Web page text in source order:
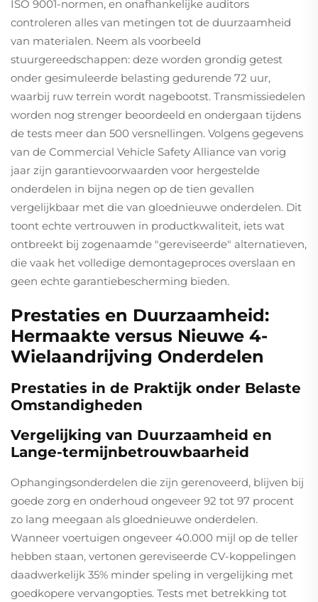
ISO 9001-normen, en onafhankelijke auditors
controleren alles van metingen tot de duurzaamheid
van materialen. Neem als voorbeeld
stuurgereedschappen: deze worden grondig getest
onder gesimuleerde belasting gedurende 72 uur,
waarbij ruw terrein wordt nagebootst. Transmissiedelen
worden nog strenger beoordeeld en ondergaan tijdens
de tests meer dan 500 versnellingen. Volgens gegevens
van de Commercial Vehicle Safety Alliance van vorig
jaar zijn garantievoorwaarden voor hergestelde
onderdelen in bijna negen op de tien gevallen
vergelijkbaar met die van gloednieuwe onderdelen. Dit
toont echte vertrouwen in productkwaliteit, iets wat
ontbreekt bij zogenaamde "gereviseerde" alternatieven,
die vaak het volledige demontageproces overslaan en
geen echte garantiebescherming bieden.
Prestaties en Duurzaamheid:
Hermaakte versus Nieuwe 4-
Wielaandrijving Onderdelen
Prestaties in de Praktijk onder Belaste
Omstandigheden
Vergelijking van Duurzaamheid en
Lange-termijnbetrouwbaarheid
Ophangingsonderdelen die zijn gerenoveerd, blijven bij
goede zorg en onderhoud ongeveer 92 tot 97 procent
zo lang meegaan als gloednieuwe onderdelen.
Wanneer voertuigen ongeveer 40.000 mijl op de teller
hebben staan, vertonen gereviseerde CV-koppelingen
daadwerkelijk 35% minder speling in vergelijking met
goedkopere vervangopties. Tests met betrekking tot